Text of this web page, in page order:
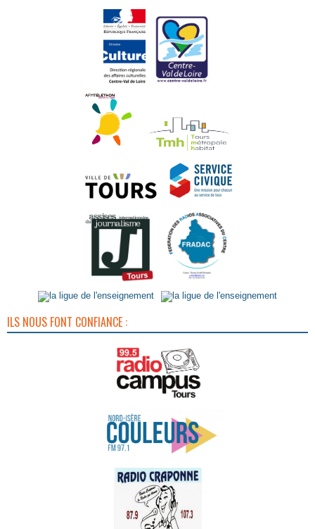
ILS NOUS FONT CONFIANCE :